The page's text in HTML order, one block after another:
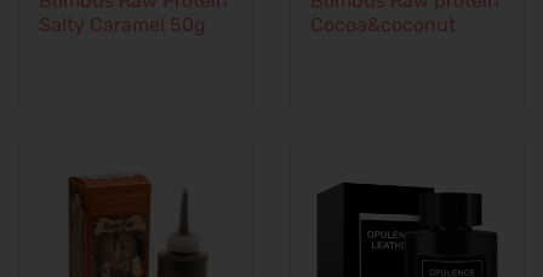
Salty Caramel 50g
Cocoa&coconut